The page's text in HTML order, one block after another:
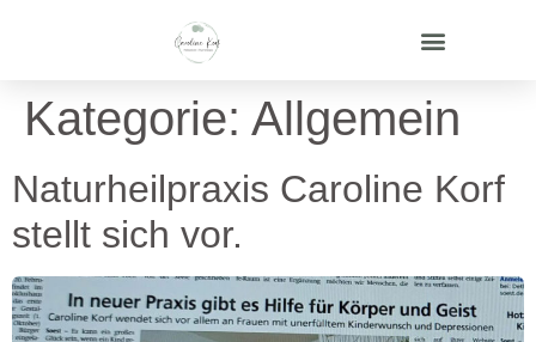
Kategorie: Allgemein
Naturheilpraxis Caroline Korf
stellt sich vor.